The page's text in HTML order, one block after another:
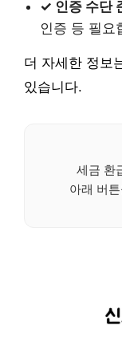
✓ 인증 수단
인증 등 필요
더 자세한 정보
있습니다.
세금 환
아래 버